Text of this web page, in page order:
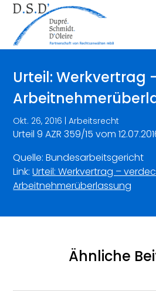
Urteil: Werkvertrag
Okt. 26, 2016 |Arbeitsrecht
Urteil 9 AZR 359/15 vom
Quelle: Bundesarbeitsgericht
Link:Urteil: Werkvertrag –
Arbeitnehmerüberlassung
Ähnliche